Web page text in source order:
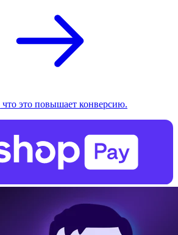
что это повышает конверсию.